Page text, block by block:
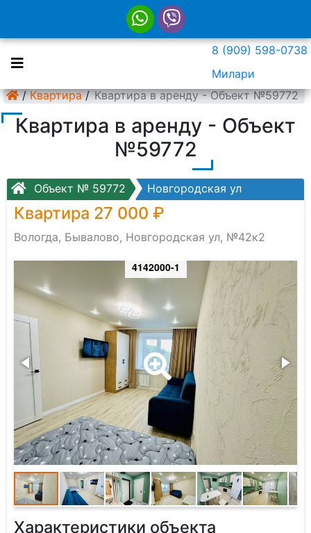
8 (909) 598-0738
Милари
/ Квартира / Квартира в аренду - Объект №59772
Квартира в аренду - Объект
№59772
Объект № 59772 Новгородская ул
Квартира 27 000 ₽
Вологда, Бывалово, Новгородская ул, №42к2
4142000-1
Характеристики объекта